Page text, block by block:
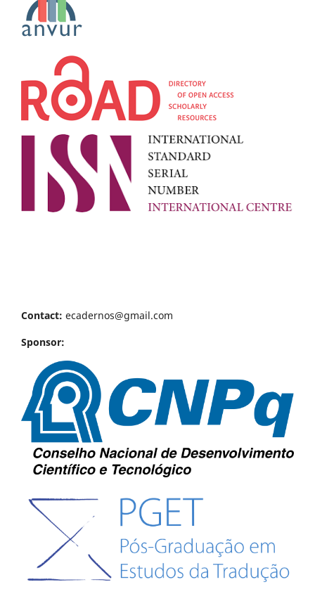
Contact: ecadernos@gmail.com
Sponsor: